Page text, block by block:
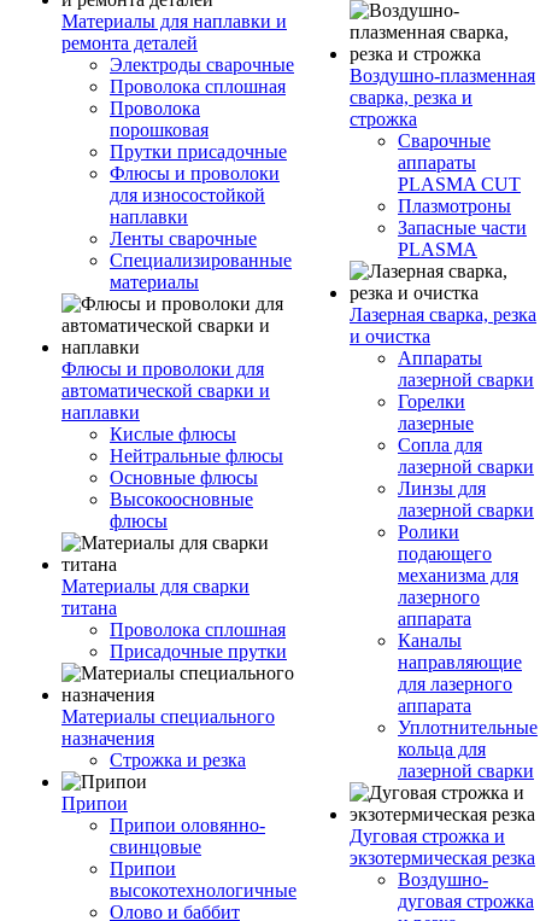
Материалы для наплавки и
ремонта деталей
Электроды сварочные
Проволока сплошная
Проволока
порошковая
Прутки присадочные
Флюсы и проволоки
для износостойкой
наплавки
Ленты сварочные
Специализированные
материалы
Флюсы и проволоки для
автоматической сварки и
наплавки
Кислые флюсы
Нейтральные флюсы
Основные флюсы
Высокоосновные
флюсы
Материалы для сварки
титана
Проволока сплошная
Присадочные прутки
Материалы специального
назначения
Строжка и резка
Припои
Припои оловянно-
свинцовые
Припои
высокотехнологичные
Олово и баббит
Воздушно-плазменная
сварка, резка и
строжка
Сварочные
аппараты
PLASMA CUT
Плазмотроны
Запасные части
PLASMA
Лазерная сварка, резка
и очистка
Аппараты
лазерной сварки
Горелки
лазерные
Сопла для
лазерной сварки
Линзы для
лазерной сварки
Ролики
подающего
механизма для
лазерного
аппарата
Каналы
направляющие
для лазерного
аппарата
Уплотнительные
кольца для
лазерной сварки
Дуговая строжка и
экзотермическая резка
Воздушно-
дуговая строжка